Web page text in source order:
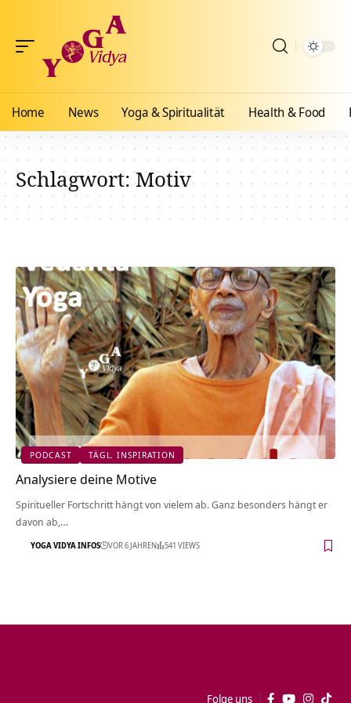
Home News Yoga & Spiritualität Health & Food
Schlagwort:Motiv
PODCAST TÄGL. INSPIRATION
Analysiere deine Motive
Spiritueller Fortschritt hängt von vielem ab. Ganz besonders hängt er
davon ab,…
YOGA VIDYA INFOS VOR 6 JAHREN 541 VIEWS
Folge uns